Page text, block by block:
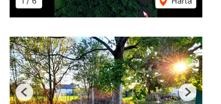
Previous Next